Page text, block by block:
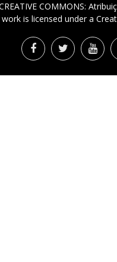
COMMONS:
work is licensed under a